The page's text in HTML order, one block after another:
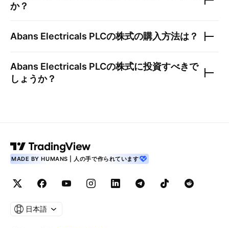
か？
Abans Electricals PLCの株式の購入方法は？
Abans Electricals PLCの株式に投資すべきで
しょうか？
MADE BY HUMANS | 人の手で作られています
日本語